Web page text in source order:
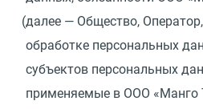
(далее — Общество,
обработке персональных
субъектов персональных
применяемые в ООО «Манго